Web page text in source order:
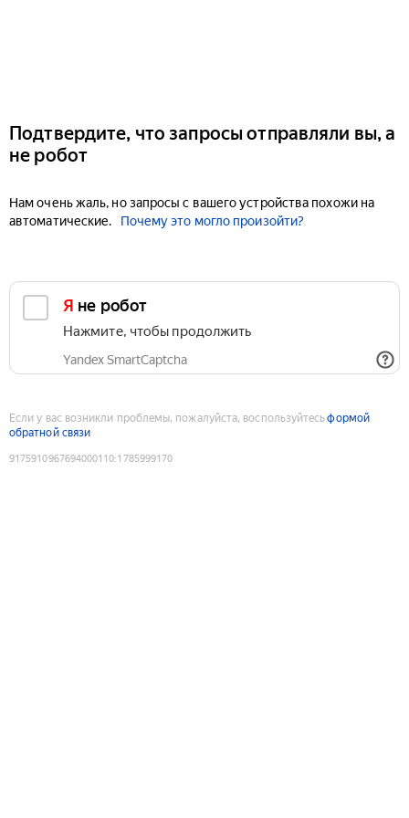
Подтвердите, что запросы отправляли вы, а
не робот
Нам очень жаль, но запросы с вашего устройства похожи на
автоматические.
Почему это могло произойти?
Я не робот
Нажмите, чтобы продолжить
Yandex SmartCaptcha
Если у вас возникли проблемы, пожалуйста, воспользуйтесьформой
обратной связи
9175910967694000110:1785999170